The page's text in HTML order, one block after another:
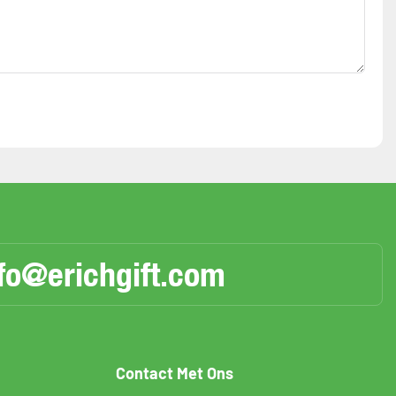
Contact Met Ons